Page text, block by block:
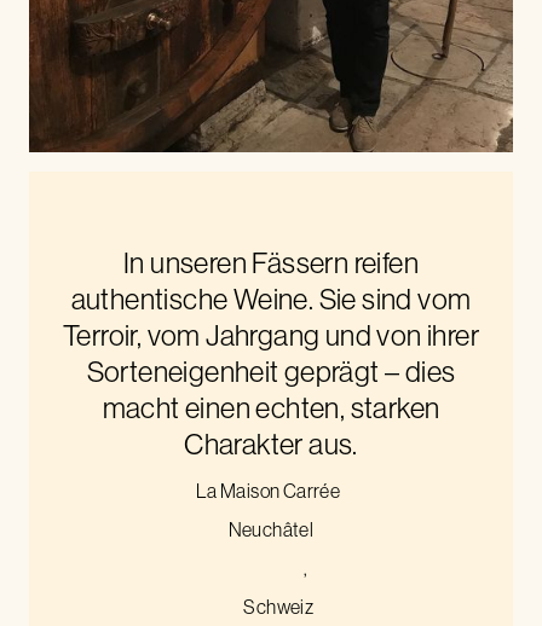
In unseren Fässern reifen
authentische Weine. Sie sind vom
Terroir, vom Jahrgang und von ihrer
Sorteneigenheit geprägt – dies
macht einen echten, starken
Charakter aus.
La Maison Carrée
Neuchâtel
,
Schweiz